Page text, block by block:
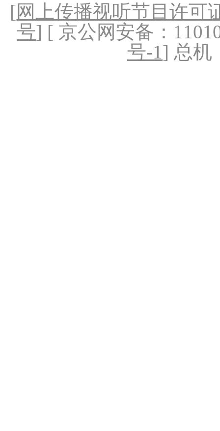
[网上传播视听节目许可
号] [ 京公网安备：
号-1] 总机